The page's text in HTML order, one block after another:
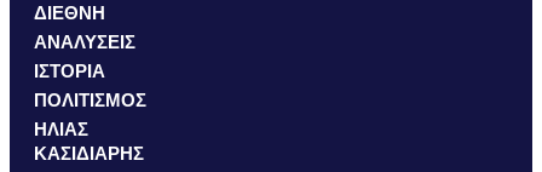
ΔΙΕΘΝΗ
ΑΝΑΛΥΣΕΙΣ
ΙΣΤΟΡΙΑ
ΠΟΛΙΤΙΣΜΟΣ
ΗΛΙΑΣ
ΚΑΣΙΔΙΑΡΗΣ